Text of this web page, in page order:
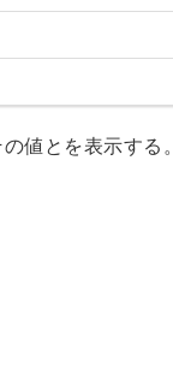
値とを表示する。